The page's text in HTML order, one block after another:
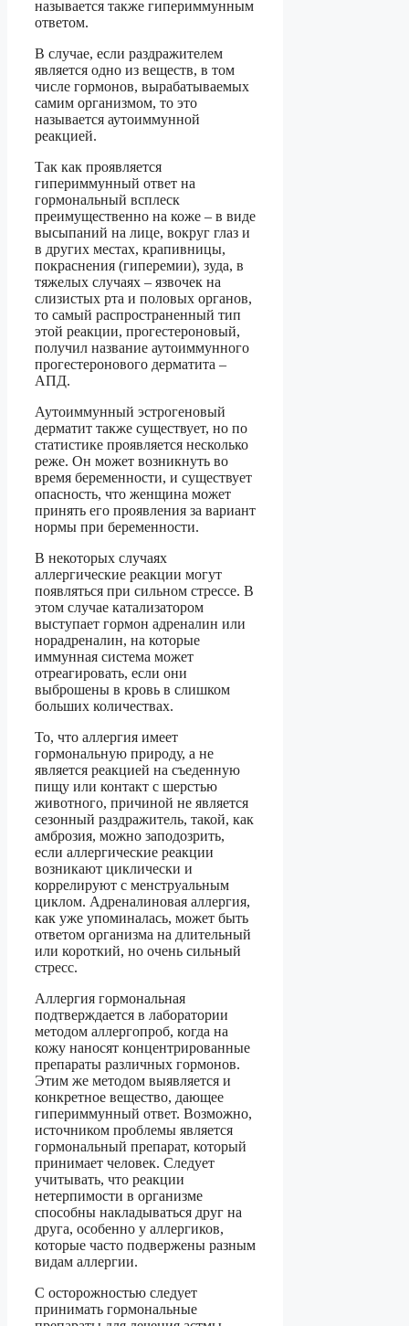
называется также гипериммунным
ответом.
В случае, если раздражителем
является одно из веществ, в том
числе гормонов, вырабатываемых
самим организмом, то это
называется аутоиммунной
реакцией.
Так как проявляется
гипериммунный ответ на
гормональный всплеск
преимущественно на коже – в виде
высыпаний на лице, вокруг глаз и
в других местах, крапивницы,
покраснения (гиперемии), зуда, в
тяжелых случаях – язвочек на
слизистых рта и половых органов,
то самый распространенный тип
этой реакции, прогестероновый,
получил название аутоиммунного
прогестеронового дерматита –
АПД.
Аутоиммунный эстрогеновый
дерматит также существует, но по
статистике проявляется несколько
реже. Он может возникнуть во
время беременности, и существует
опасность, что женщина может
принять его проявления за вариант
нормы при беременности.
В некоторых случаях
аллергические реакции могут
появляться при сильном стрессе. В
этом случае катализатором
выступает гормон адреналин или
норадреналин, на которые
иммунная система может
отреагировать, если они
выброшены в кровь в слишком
больших количествах.
То, что аллергия имеет
гормональную природу, а не
является реакцией на съеденную
пищу или контакт с шерстью
животного, причиной не является
сезонный раздражитель, такой, как
амброзия, можно заподозрить,
если аллергические реакции
возникают циклически и
коррелируют с менструальным
циклом. Адреналиновая аллергия,
как уже упоминалась, может быть
ответом организма на длительный
или короткий, но очень сильный
стресс.
Аллергия гормональная
подтверждается в лаборатории
методом аллергопроб, когда на
кожу наносят концентрированные
препараты различных гормонов.
Этим же методом выявляется и
конкретное вещество, дающее
гипериммунный ответ. Возможно,
источником проблемы является
гормональный препарат, который
принимает человек. Следует
учитывать, что реакции
нетерпимости в организме
способны накладываться друг на
друга, особенно у аллергиков,
которые часто подвержены разным
видам аллергии.
С осторожностью следует
принимать гормональные